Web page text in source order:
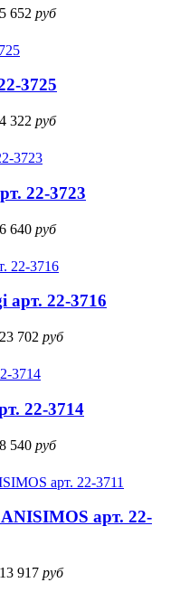
5 652 руб
3725
4 322 руб
22-3723
6 640 руб
22-3716
23 702 руб
22-3714
8 540 руб
арт. 22-
13 917 руб